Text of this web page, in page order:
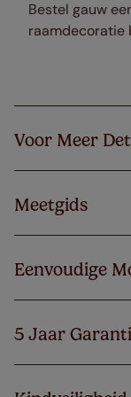
Bestel gauw
raamdecoratie
Voor Meer
Meetgids
Eenvoudige
5 Jaar